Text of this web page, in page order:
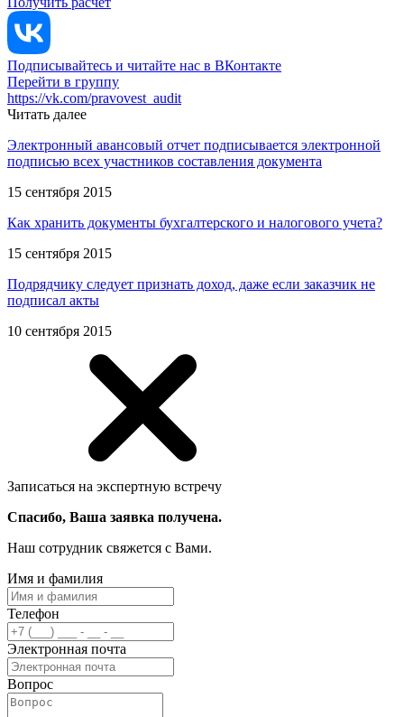
Подписывайтесь и читайте нас в ВКонтакте
Перейти в группу
https://vk.com/pravovest_audit
Читать далее
Электронный авансовый отчет подписывается электронной
подписью всех участников составления документа
15 сентября 2015
Как хранить документы бухгалтерского и налогового учета?
15 сентября 2015
Подрядчику следует признать доход, даже если заказчик не
подписал акты
10 сентября 2015
Записаться на экспертную встречу
Спасибо, Ваша заявка получена.
Наш сотрудник свяжется с Вами.
Имя и фамилия
Телефон
Электронная почта
Вопрос